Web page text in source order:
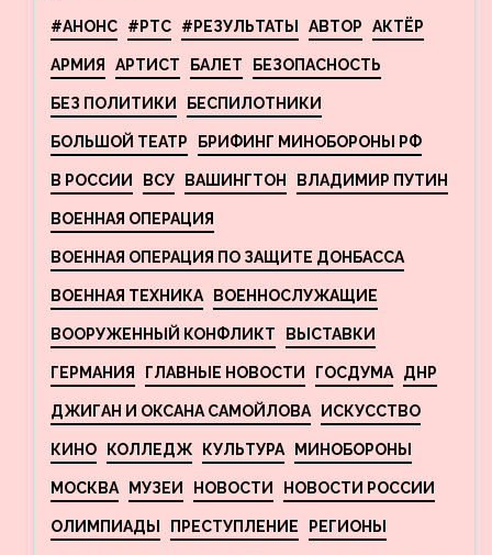
#АНОНС #РТС #РЕЗУЛЬТАТЫ АВТОР АКТЁР
АРМИЯ АРТИСТ БАЛЕТ БЕЗОПАСНОСТЬ
БЕЗ ПОЛИТИКИ БЕСПИЛОТНИКИ
БОЛЬШОЙ ТЕАТР БРИФИНГ МИНОБОРОНЫ РФ
В РОССИИ ВСУ ВАШИНГТОН ВЛАДИМИР ПУТИН
ВОЕННАЯ ОПЕРАЦИЯ
ВОЕННАЯ ОПЕРАЦИЯ ПО ЗАЩИТЕ ДОНБАССА
ВОЕННАЯ ТЕХНИКА ВОЕННОСЛУЖАЩИЕ
ВООРУЖЕННЫЙ КОНФЛИКТ ВЫСТАВКИ
ГЕРМАНИЯ ГЛАВНЫЕ НОВОСТИ ГОСДУМА ДНР
ДЖИГАН И ОКСАНА САМОЙЛОВА ИСКУССТВО
КИНО КОЛЛЕДЖ КУЛЬТУРА МИНОБОРОНЫ
МОСКВА МУЗЕИ НОВОСТИ НОВОСТИ РОССИИ
ОЛИМПИАДЫ ПРЕСТУПЛЕНИЕ РЕГИОНЫ